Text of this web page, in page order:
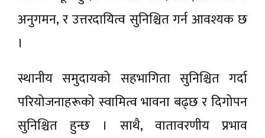
अनुगमन, र उत्तरदायित्व सुनिश्चित गर्न आवश्यक छ
।
स्थानीय समुदायको सहभागिता सुनिश्चित गर्दा
परियोजनाहरूको स्वामित्व भावना बढ्छ र दिगोपन
सुनिश्चित हुन्छ । साथै, वातावरणीय प्रभाव